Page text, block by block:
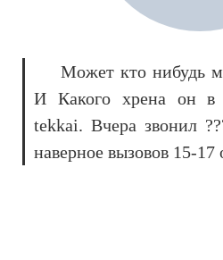
Может кто нибудь
И Какого хрена он в
tekkai. Вчера звонил
наверное вызовов 15-17